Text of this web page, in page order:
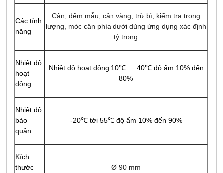
Các tính
năng
Cân, đếm mẫu, cân vàng, trừ bì, kiểm tra trọng
lượng, móc cân phía dưới dùng ứng dụng xác định
tỷ trọng
Nhiệt độ
hoạt
động
Nhiệt độ hoạt động 10℃ … 40℃ độ ẩm 10% đến
80%
Nhiệt độ
bảo
quản
-20℃ tới 55℃ độ ẩm 10% đến 90%
Kích
thước
Ø 90 mm